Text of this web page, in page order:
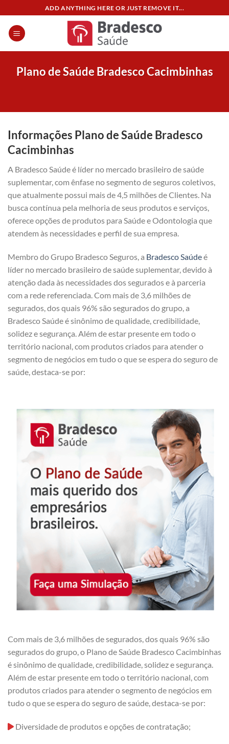
content
ADD ANYTHING HERE OR JUST REMOVE IT...
Plano de Saúde Bradesco Cacimbinhas
Informações Plano de Saúde Bradesco
Cacimbinhas
A Bradesco Saúde é líder no mercado brasileiro de saúde
suplementar, com ênfase no segmento de seguros coletivos,
que atualmente possui mais de 4,5 milhões de Clientes. Na
busca contínua pela melhoria de seus produtos e serviços,
oferece opções de produtos para Saúde e Odontologia que
atendem às necessidades e perfil de sua empresa.
Membro do Grupo Bradesco Seguros, a Bradesco Saúdeé
líder no mercado brasileiro de saúde suplementar, devido à
atenção dada às necessidades dos segurados e à parceria
com a rede referenciada. Com mais de 3,6 milhões de
segurados, dos quais 96% são segurados do grupo, a
Bradesco Saúde é sinônimo de qualidade, credibilidade,
solidez e segurança. Além de estar presente em todo o
território nacional, com produtos criados para atender o
segmento de negócios em tudo o que se espera do seguro de
saúde, destaca-se por:
Com mais de 3,6 milhões de segurados, dos quais 96% são
segurados do grupo, o Plano de Saúde Bradesco Cacimbinhas
é sinônimo de qualidade, credibilidade, solidez e segurança.
Além de estar presente em todo o território nacional, com
produtos criados para atender o segmento de negócios em
tudo o que se espera do seguro de saúde, destaca-se por:
Diversidade de produtos e opções de contratação;